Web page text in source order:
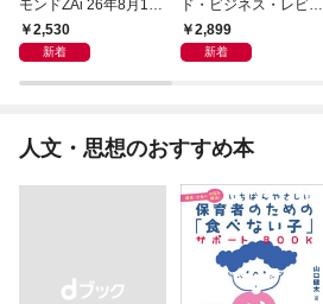
モンドZAi 26年8月10
日・17日合併号
2,530
新着
ド・ビジネス・レビュ
ー 2026年9月号 特集
「上司をマネジメント
2,899
新着
人文・思想のおすすめ本